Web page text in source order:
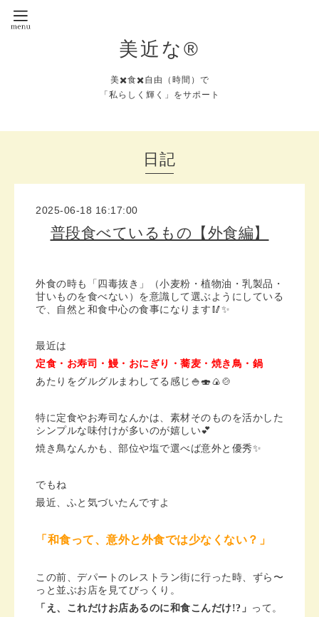
美近な®︎
美✖️食✖️自由（時間）で
「私らしく輝く」をサポート
日記
2025-06-18 16:17:00
普段食べているもの【外食編】
外食の時も「四毒抜き」（小麦粉・植物油・乳製品・
甘いものを食べない）を意識して選ぶようにしている
で、自然と和食中心の食事になります🥢✨
最近は
定食・お寿司・鰻・おにぎり・蕎麦・焼き鳥・鍋
あたりをグルグルまわしてる感じ🍚🍣🍙🍲
特に定食やお寿司なんかは、素材そのものを活かした
シンプルな味付けが多いのが嬉しい💕
焼き鳥なんかも、部位や塩で選べば意外と優秀✨
でもね
最近、ふと気づいたんですよ
「和食って、意外と外食では少なくない？」
この前、デパートのレストラン街に行った時、ずら〜
っと並ぶお店を見てびっくり。
「え、これだけお店あるのに和食こんだけ!?」 って。